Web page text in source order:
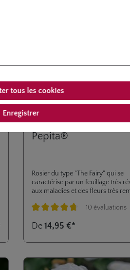
rosier en miniature
Pepita®
Rosier du type "The Fairy" qui se
caractérise par un feuillage très
aux maladies et des fleurs très
10 évaluations
De14,95 €*
tous les cookies
Enregistrer